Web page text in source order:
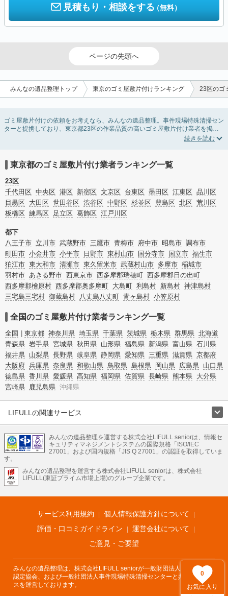
0
お気に入り
見積もり・相談をする（無料）
ページの先頭へ
みんなの遺品整理トップ 東京のゴミ屋敷片付けランキング 23区のゴ
ゴミ屋敷片付けの依頼をお考えなら、みんなの遺品整理。事件現場特殊清掃セン
ターと提携しており、東京都23区の作業品質の高いゴミ屋敷片付け業者を掲載
しています。汚部屋の片付けに伴う不用品の処分・回収・引き取りから、外虫の
条件を利用し検索してみましょう。ゴミ屋敷になってしまう方は高齢で体力的に
掃除するのが難しい、認知症やセルフネグレクトになってしまう、精神的なスト
レスなど様々な原因があります。
またお役立ち情報も豊富なので、部屋を埋めつくす大量のゴミを自力で片付ける
方法についてもチェックしてみてください。
東京都のゴミ屋敷片付け業者ランキング一覧
23区
千代田区 中央区 港区 新宿区 文京区 台東区 墨田区 江東区 品川区
目黒区
大田区 世田谷区 渋谷区 中野区 杉並区 豊島区 北区 荒川区
板橋区 練馬区 足立区 葛飾区 江戸川区
都下
八王子市 立川市 武蔵野市 三鷹市 青梅市 府中市 昭島市 調布市
町田市 小金井市 小平市 日野市 東村山市 国分寺市 国立市 福生市
狛江市 東大和市 清瀬市 東久留米市 武蔵村山市 多摩市 稲城市
羽村市 あきる野市 西東京市 西多摩郡瑞穂町 西多摩郡日の出町
西多摩郡檜原村 西多摩郡奥多摩町 大島町 利島村 新島村 神津島村
三宅島三宅村 御蔵島村 八丈島八丈町 青ヶ島村 小笠原村
全国のゴミ屋敷片付け業者ランキング一覧
全国 東京都 神奈川県 埼玉県 千葉県 茨城県 栃木県 群馬県 北海道
青森県 岩手県 宮城県 秋田県 山形県 福島県 新潟県 富山県 石川県
福井県 山梨県 長野県 岐阜県 静岡県 愛知県 三重県 滋賀県 京都府
大阪府 兵庫県 奈良県 和歌山県 鳥取県 島根県 岡山県 広島県 山口県
徳島県 香川県 愛媛県 高知県 福岡県 佐賀県 長崎県 熊本県 大分県
宮崎県 鹿児島県 沖縄県
LIFULLの関連サービス
不動産・住宅
引越し 老人ホーム 地方創生 ママの就労支援
不動産クラウドファンディング 遺品整理 老後の暮らし情報
LIFULL HOME'Sのサービス
不動産・住宅
不動産査定 マンション専門売却査定 不動産投資 アドバイザー
不動産アーカイブ
空き家バンク 家賃相場 不動産会社
まちむすび
不動産用語集 住まいのお役立ち情報
LIFULL HOME'S PRESS
アプリ 不動産データ 不動産転職
みんなの遺品整理を運営する株式会社LIFULL seniorは、情報セ
キュリティマネジメントシステムの国際規格「ISO/IEC
27001」および国内規格「JIS Q 27001」の認証を取得していま
す。
みんなの遺品整理を運営する株式会社LIFULL seniorは、株式会社
LIFULL(東証プライム市場上場)のグループ企業です。
サービス利用規約
個人情報保護方針について
評価・口コミガイドライン
運営会社について
ご意見・ご要望
みんなの遺品整理は、株式会社LIFULL seniorが一般財団法人遺品整理士
認定協会、および一般社団法人事件現場特殊清掃センターと共同でサービ
スを運営しております。